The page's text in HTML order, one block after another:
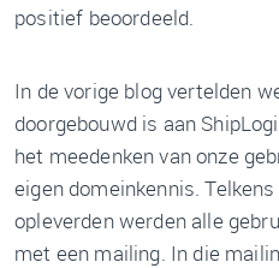
positief beoordeeld.
In de vorige blog vertelden
doorgebouwd is aan
het meedenken van onze
eigen domeinkennis.
opleverden werden alle
met een mailing. In die